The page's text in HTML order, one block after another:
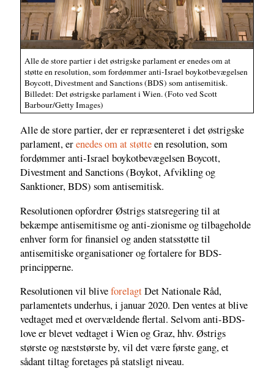
Alle de store partier i det østrigske parlament er enedes om at
støtte en resolution, som fordømmer anti-Israel boykotbevægelsen
Boycott, Divestment and Sanctions (BDS) som antisemitisk.
Billedet: Det østrigske parlament i Wien. (Foto ved Scott
Barbour/Getty Images)
Alle de store partier, der er repræsenteret i det østrigske
parlament, erenedes om at støtteen resolution, som
fordømmer anti-Israel boykotbevægelsen Boycott,
Divestment and Sanctions (Boykot, Afvikling og
Sanktioner, BDS) som antisemitisk.
Resolutionen opfordrer Østrigs statsregering til at
bekæmpe antisemitisme og anti-zionisme og tilbageholde
enhver form for finansiel og anden statsstøtte til
antisemitiske organisationer og fortalere for BDS-
principperne.
Resolutionen vil bliveforelagtDet Nationale Råd,
parlamentets underhus, i januar 2020. Den ventes at blive
vedtaget med et overvældende flertal. Selvom anti-BDS-
love er blevet vedtaget i Wien og Graz, hhv. Østrigs
største og næststørste by, vil det være første gang, et
sådant tiltag foretages på statsligt niveau.